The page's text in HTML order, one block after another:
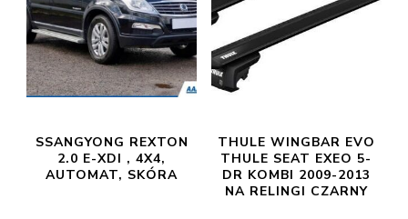
SSANGYONG REXTON
2.0 E-XDI , 4X4,
AUTOMAT, SKÓRA
THULE WINGBAR EVO
THULE SEAT EXEO 5-
DR KOMBI 2009-2013
NA RELINGI CZARNY